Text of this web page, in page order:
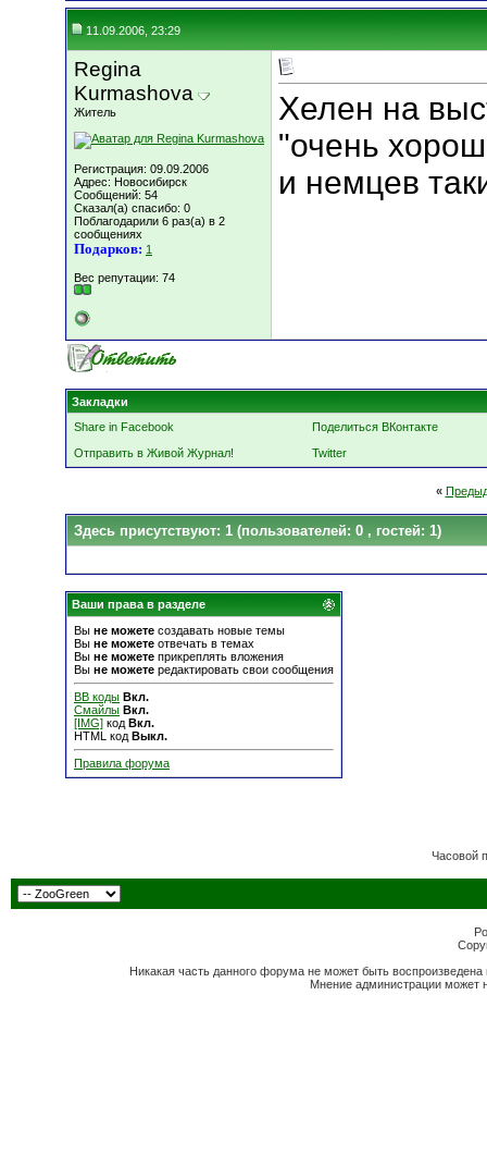
11.09.2006, 23:29
Regina
Kurmashova
Житель
Регистрация: 09.09.2006
Адрес: Новосибирск
Сообщений: 54
Сказал(а) спасибо: 0
Поблагодарили 6 раз(а) в 2
сообщениях
Подарков: 1
Вес репутации: 74
Хелен на
"очень
и немцев
Закладки
Share in Facebook
Поделиться ВКонтакте
Отправить в Живой Журнал!
Twitter
«
Здесь присутствуют: 1 (пользователей: 0 , гостей: 1)
Ваши права в разделе
Вы не можете создавать новые темы
Вы не можете отвечать в темах
Вы не можете прикреплять вложения
Вы не можете редактировать свои сообщения
BB коды Вкл.
Смайлы Вкл.
[IMG] код Вкл.
HTML код Выкл.
Правила форума
Часовой
Никакая часть данного форума не может быть
Мнение администрации может